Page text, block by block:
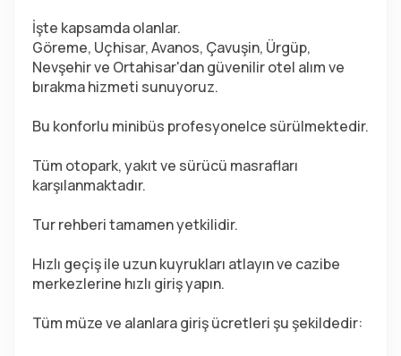
İşte kapsamda olanlar.
Göreme, Uçhisar, Avanos, Çavuşin, Ürgüp,
Nevşehir ve Ortahisar'dan güvenilir otel alım ve
bırakma hizmeti sunuyoruz.
Bu konforlu minibüs profesyonelce sürülmektedir.
Tüm otopark, yakıt ve sürücü masrafları
karşılanmaktadır.
Tur rehberi tamamen yetkilidir.
Hızlı geçiş ile uzun kuyrukları atlayın ve cazibe
merkezlerine hızlı giriş yapın.
Tüm müze ve alanlara giriş ücretleri şu şekildedir: